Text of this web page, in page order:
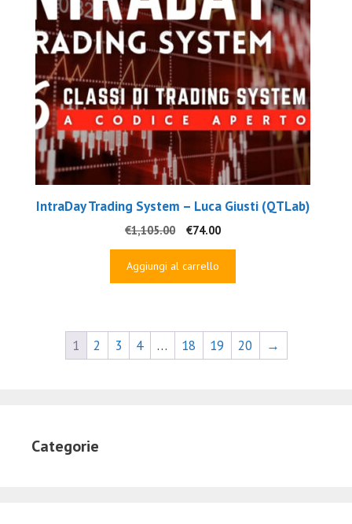
IntraDay Trading System – Luca Giusti (QTLab)
€1,105.00
Il
prezzo
originale
€74.00Il
prezzo
Aggiungi al carrello
1 2 3 4 … 18 19 20 →
Categorie